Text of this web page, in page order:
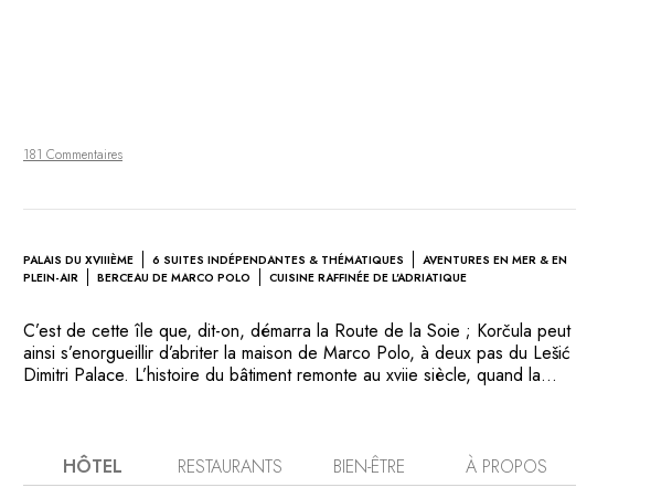
181 Commentaires
PALAIS DU XVIIIÈME 6 SUITES INDÉPENDANTES & THÉMATIQUES
AVENTURES EN MER & EN
PLEIN-AIR
BERCEAU DE MARCO POLO CUISINE RAFFINÉE DE L'ADRIATIQUE
C’est de cette île que, dit-on, démarra la Route de la Soie ; Korčula peut
ainsi s’enorgueillir d’abriter la maison de Marco Polo, à deux pas du Lešić
Dimitri Palace. L’histoire du bâtiment remonte au xviie siècle, quand la
préservant son caractère historique et son plan d’origine, pour offrir
aujourd’hui un petit nombre de suites indépendantes. Chacune évoque
HÔTEL RESTAURANTS BIEN-ÊTRE À PROPOS